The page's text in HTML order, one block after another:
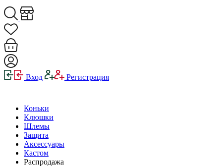
Вход Регистрация
Коньки
Клюшки
Шлемы
Защита
Аксессуары
Кастом
Распродажа